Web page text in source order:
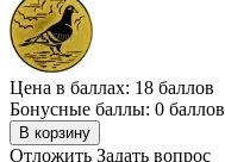
Цена в баллах: 18 баллов
Бонусные баллы: 0 баллов
В корзину
Отложить Задать вопрос